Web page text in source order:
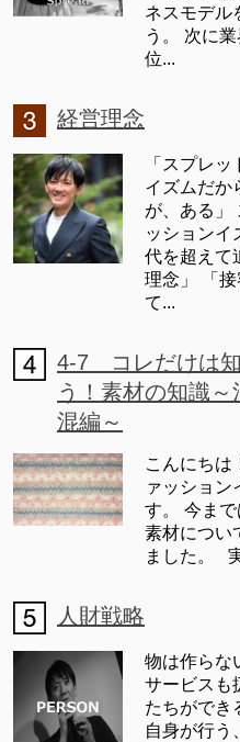
ネスモデル
う。 次に
位...
経営理念
「スプレ
イズムだか
が、ある」
ッションイ
代を超えて
理念」 「
て...
4-7 コレだけは知
う！素材の知識～
混編～
こんにちは
ァッション
す。 今ま
素材につい
ました。
人財戦略
物は作らな
サービス
たちができ
自身が行う